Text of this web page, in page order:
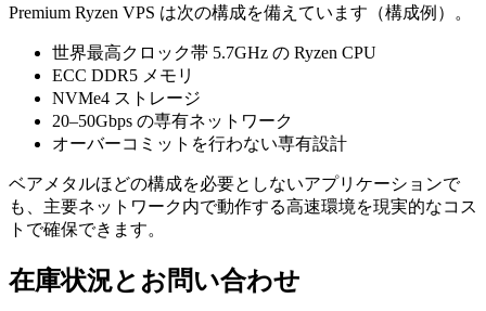
Premium Ryzen VPS は次の構成を備えています（構成例）。
世界最高クロック帯 5.7GHz の Ryzen CPU
ECC DDR5 メモリ
NVMe4 ストレージ
20–50Gbps の専有ネットワーク
オーバーコミットを行わない専有設計
ベアメタルほどの構成を必要としないアプリケーションで
も、主要ネットワーク内で動作する高速環境を現実的なコス
トで確保できます。
在庫状況とお問い合わせ